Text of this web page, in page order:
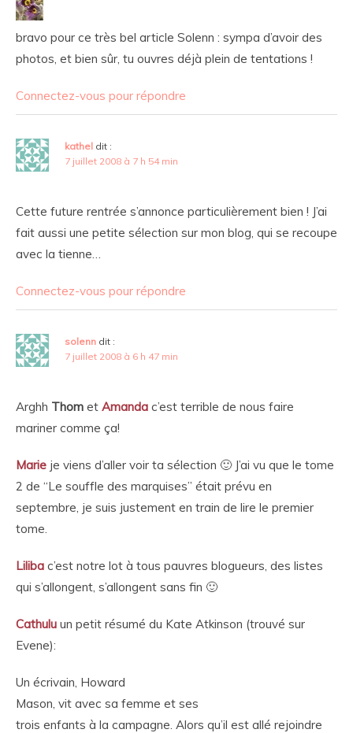
bravo pour ce très bel article Solenn : sympa d’avoir des
photos, et bien sûr, tu ouvres déjà plein de tentations !
Connectez-vous pour répondre
kathel dit :
7 juillet 2008 à 7 h 54 min
Cette future rentrée s’annonce particulièrement bien ! J’ai
fait aussi une petite sélection sur mon blog, qui se recoupe
avec la tienne…
Connectez-vous pour répondre
solenn dit :
7 juillet 2008 à 6 h 47 min
Arghh Thom et Amanda c’est terrible de nous faire
mariner comme ça!
Marie je viens d’aller voir ta sélection 🙂 J’ai vu que le tome
2 de “Le souffle des marquises” était prévu en
septembre, je suis justement en train de lire le premier
tome.
Liliba c’est notre lot à tous pauvres blogueurs, des listes
qui s’allongent, s’allongent sans fin 🙂
Cathulu un petit résumé du Kate Atkinson (trouvé sur
Evene):
Un écrivain, Howard
Mason, vit avec sa femme et ses
trois enfants à la campagne. Alors qu’il est allé rejoindre